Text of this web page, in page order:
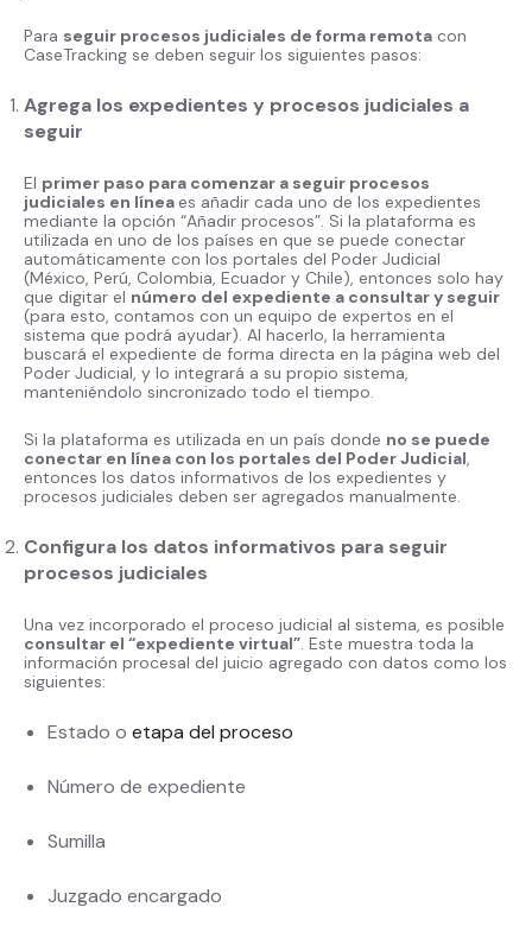
Para seguir procesos judiciales de forma remota con
CaseTracking se deben seguir los siguientes pasos:
Agrega los expedientes y procesos judiciales a
seguir
El primer paso para comenzar a seguir procesos
judiciales en líneaes añadir cada uno de los expedientes
mediante la opción “Añadir procesos”. Si la plataforma es
utilizada en uno de los países en que se puede conectar
automáticamente con los portales del Poder Judicial
(México, Perú, Colombia, Ecuador y Chile), entonces solo hay
que digitar el número del expediente a consultar y seguir
(para esto, contamos con un equipo de expertos en el
sistema que podrá ayudar). Al hacerlo, la herramienta
buscará el expediente de forma directa en la página web del
Poder Judicial, y lo integrará a su propio sistema,
manteniéndolo sincronizado todo el tiempo.
Si la plataforma es utilizada en un país donde no se puede
conectar en línea con los portales del Poder Judicial,
entonces los datos informativos de los expedientes y
procesos judiciales deben ser agregados manualmente.
Configura los datos informativos para seguir
procesos judiciales
Una vez incorporado el proceso judicial al sistema, es posible
consultar el “expediente virtual”. Este muestra toda la
información procesal del juicio agregado con datos como los
siguientes:
Estado o etapa del proceso
Número de expediente
Sumilla
Juzgado encargado